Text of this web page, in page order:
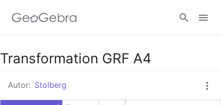
Google Classroom
GeoGebra Classroom
Transformation GRF A4
Autor: Stolberg